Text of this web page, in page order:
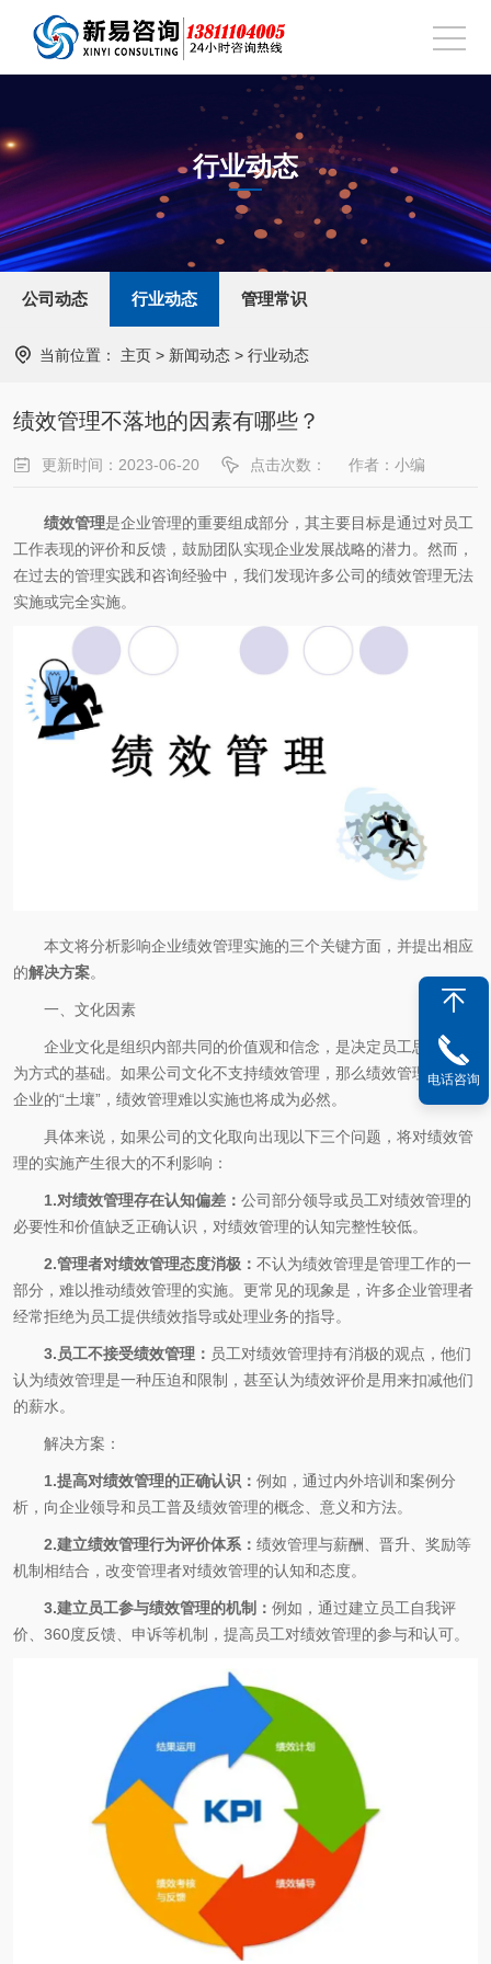
行业动态
公司动态 行业动态 管理常识
当前位置： 主页 > 新闻动态 > 行业动态
绩效管理不落地的因素有哪些？
更新时间：2023-06-20 点击次数： 作者：小编
绩效管理是企业管理的重要组成部分，其主要目标是通过对员工
工作表现的评价和反馈，鼓励团队实现企业发展战略的潜力。然而，
在过去的管理实践和咨询经验中，我们发现许多公司的绩效管理无法
实施或完全实施。
本文将分析影响企业绩效管理实施的三个关键方面，并提出相应
的解决方案。
一、文化因素
企业文化是组织内部共同的价值观和信念，是决定员工思想和行
为方式的基础。如果公司文化不支持绩效管理，那么绩效管理就缺乏
企业的“土壤”，绩效管理难以实施也将成为必然。
具体来说，如果公司的文化取向出现以下三个问题，将对绩效管
理的实施产生很大的不利影响：
1.对绩效管理存在认知偏差： 公司部分领导或员工对绩效管理的
必要性和价值缺乏正确认识，对绩效管理的认知完整性较低。
2.管理者对绩效管理态度消极： 不认为绩效管理是管理工作的一
部分，难以推动绩效管理的实施。更常见的现象是，许多企业管理者
经常拒绝为员工提供绩效指导或处理业务的指导。
3.员工不接受绩效管理： 员工对绩效管理持有消极的观点，他们
认为绩效管理是一种压迫和限制，甚至认为绩效评价是用来扣减他们
的薪水。
解决方案：
1.提高对绩效管理的正确认识： 例如，通过内外培训和案例分
析，向企业领导和员工普及绩效管理的概念、意义和方法。
2.建立绩效管理行为评价体系： 绩效管理与薪酬、晋升、奖励等
机制相结合，改变管理者对绩效管理的认知和态度。
3.建立员工参与绩效管理的机制： 例如，通过建立员工自我评
价、360度反馈、申诉等机制，提高员工对绩效管理的参与和认可。
电话咨询